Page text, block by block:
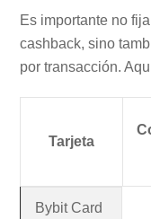
Es importante no
cashback, sino
por transacción.
Tarjeta
Bybit Card